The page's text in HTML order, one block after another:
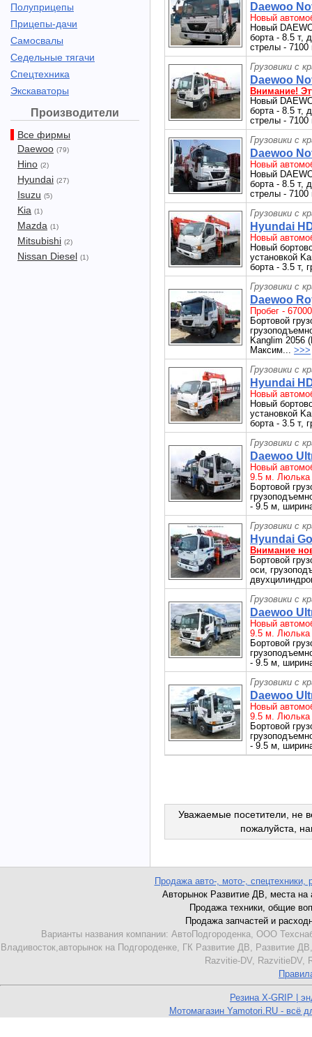
Полуприцепы
Прицепы-дачи
Самосвалы
Седельные тягачи
Спецтехника
Экскаваторы
Производители
Все фирмы
Daewoo (79)
Hino (2)
Hyundai (27)
Isuzu (5)
Kia (1)
Mazda (1)
Mitsubishi (2)
Nissan Diesel (1)
Daewoo
Новый
Новый
борта - 8.5 т,
стрелы - 7100
Грузовики с
Daewoo
Внимание!
Новый
борта - 8.5 т,
стрелы - 7100
Грузовики с
Daewoo
Новый
Новый
борта - 8.5 т,
стрелы - 7100
Грузовики с
Hyundai
Новый
Новый
установкой
борта - 3.5 т,
Грузовики с
Daewoo
Пробег -
Бортовой
Kanglim
Максим... >>>
Грузовики с
Hyundai
Новый
Новый
установкой
борта - 3.5 т,
Грузовики с
Daewoo
Новый
9.5 м. Люлька
Бортовой
- 9.5 м,
Грузовики с
Hyundai
Внимание
Бортовой
оси,
Грузовики с
Daewoo
Новый
9.5 м. Люлька
Бортовой
- 9.5 м,
Грузовики с
Daewoo
Новый
9.5 м. Люлька
Бортовой
- 9.5 м,
Уважаемые посетители, не
пожалуйста,
Продажа авто-, мото-, спецтехники,
Авторынок Развитие ДВ, места на
Продажа техники, общие
Продажа запчастей и
Варианты названия компании: АвтоПодгороденка, ООО
Владивосток,авторынок на Подгороденке, ГК Развитие ДВ,
Razvitie-DV, RazvitieDV,
Резина X-GRIP |
Мотомагазин Yamotori.RU - всё